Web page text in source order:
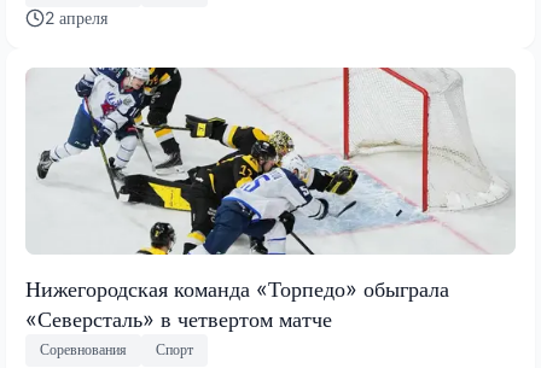
2 апреля
Нижегородская команда «Торпедо» обыграла
«Северсталь» в четвертом матче
Соревнования Спорт